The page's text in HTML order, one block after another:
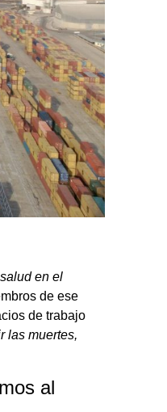
en el
de ese
de trabajo
las muertes,
al